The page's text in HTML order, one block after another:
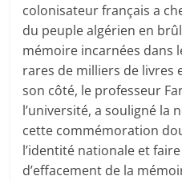
colonisateur français a
du peuple algérien en
mémoire incarnées dans
rares de milliers de livres
son côté, le professeur
l’université, a souligné la
cette commémoration
l’identité nationale et
d’effacement de la